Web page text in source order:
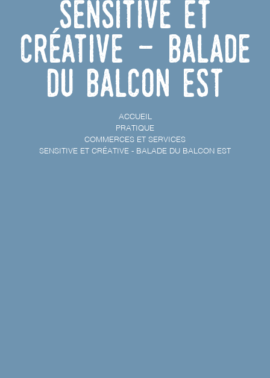
Sensitive et
Créative - Balade
du Balcon Est
ACCUEIL
PRATIQUE
COMMERCES ET SERVICES
SENSITIVE ET CRÉATIVE - BALADE DU BALCON EST